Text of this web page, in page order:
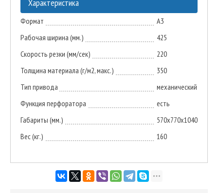
Характеристика
Формат
А3
Рабочая ширина (мм.)
425
Скорость резки (мм/сек)
220
Толщина материала (г/м2, макс.)
350
Тип привода
механический
Функция перфоратора
есть
Габариты (мм.)
570x770x1040
Вес (кг.)
160